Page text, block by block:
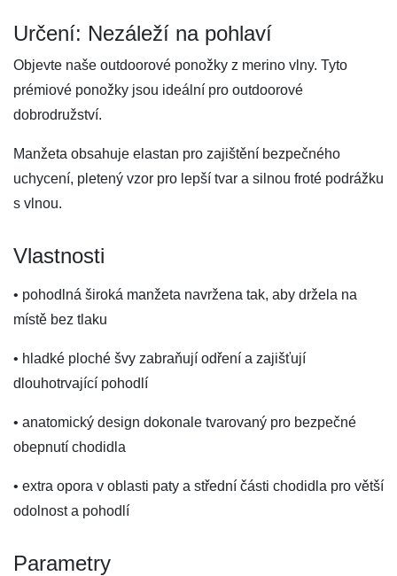
Určení: Nezáleží na pohlaví
Objevte naše outdoorové ponožky z merino vlny. Tyto
prémiové ponožky jsou ideální pro outdoorové
dobrodružství.
Manžeta obsahuje elastan pro zajištění bezpečného
uchycení, pletený vzor pro lepší tvar a silnou froté podrážku
s vlnou.
Vlastnosti
• pohodlná široká manžeta navržena tak, aby držela na
místě bez tlaku
• hladké ploché švy zabraňují odření a zajišťují
dlouhotrvající pohodlí
• anatomický design dokonale tvarovaný pro bezpečné
obepnutí chodidla
• extra opora v oblasti paty a střední části chodidla pro větší
odolnost a pohodlí
Parametry